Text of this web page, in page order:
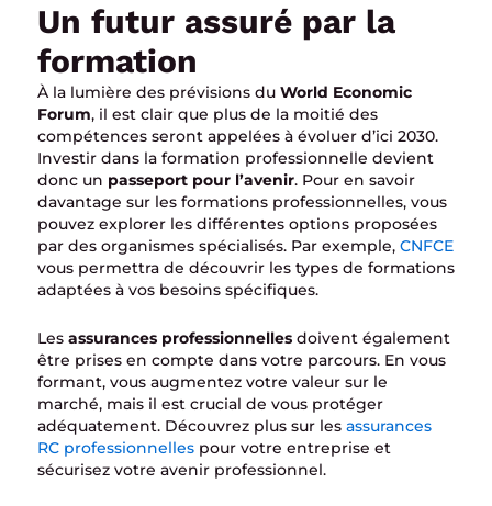
Un futur assuré par la
formation
À la lumière des prévisions du World Economic
Forum, il est clair que plus de la moitié des
compétences seront appelées à évoluer d’ici 2030.
Investir dans la formation professionnelle devient
donc un passeport pour l’avenir. Pour en savoir
davantage sur les formations professionnelles, vous
pouvez explorer les différentes options proposées
par des organismes spécialisés. Par exemple, CNFCE
vous permettra de découvrir les types de formations
adaptées à vos besoins spécifiques.
Les assurances professionnelles doivent également
être prises en compte dans votre parcours. En vous
formant, vous augmentez votre valeur sur le
marché, mais il est crucial de vous protéger
adéquatement. Découvrez plus sur les assurances
RC professionnelles pour votre entreprise et
sécurisez votre avenir professionnel.